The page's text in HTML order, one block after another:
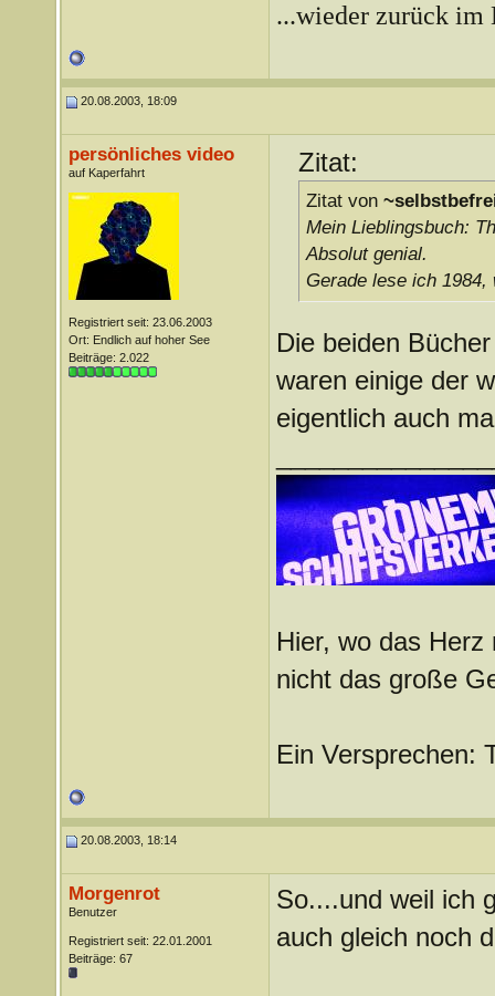
...wieder zurück im
20.08.2003, 18:09
persönliches video
auf Kaperfahrt
Registriert seit: 23.06.2003
Ort: Endlich auf hoher See
Beiträge: 2.022
Zitat:
Zitat von
Mein Lieblingsbuch:
Absolut genial.
Gerade lese ich
Die beiden
waren einige der
eigentlich auch
Hier, wo das Herz
nicht das große
Ein Versprechen:
20.08.2003, 18:14
Morgenrot
Benutzer
Registriert seit: 22.01.2001
Beiträge: 67
So....und weil ich
auch gleich noch